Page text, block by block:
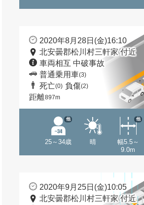
2020年8月28日(金)16:10
北安曇郡松川村三軒家 付近
車両相互 中破事故
普通乗用車(3)
死亡(0) 負傷(2)
距離897m
25～34歳
他
晴
幅5.5～
9.0m
他
2020年9月25日(金)10:05
北安曇郡松川村三軒家 付近